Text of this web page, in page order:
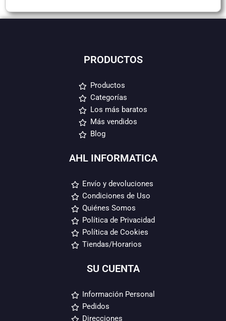
PRODUCTOS
Productos
Categorías
Los más baratos
Más vendidos
Blog
AHL INFORMATICA
Envío y devoluciones
Condiciones de Uso
Quiénes Somos
Política de Privacidad
Política de Cookies
Tiendas/Horarios
SU CUENTA
Información Personal
Pedidos
Direcciones